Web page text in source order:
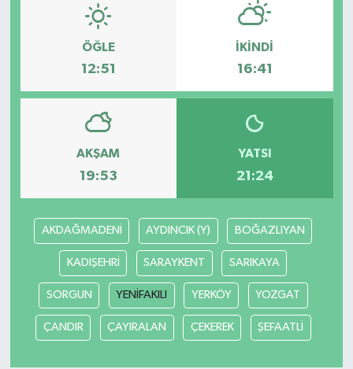
ÖĞLE
12:51
İKINDI
16:41
AKŞAM
19:53
YATSI
21:24
AKDAĞMADENİ AYDINCIK (Y) BOĞAZLIYAN
KADIŞEHRİ SARAYKENT SARIKAYA
SORGUN YENİFAKILI YERKÖY YOZGAT
ÇANDIR ÇAYIRALAN ÇEKEREK ŞEFAATLİ